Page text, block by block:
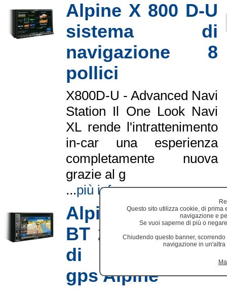
Questo sito utilizza cookie, di prima
navigazione e
Se vuoi saperne di più o
Chiudendo questo banner,
navigazione in
Alpine X 800 D-U
sistema di
navigazione 8
pollici
X800D-U - Advanced Navi
Station Il One Look Navi
XL rende l'intrattenimento
in-car una esperienza
completamente nuova
grazie al g
...più info
Alpine INE W 990
BT 2 din sistema
di navigazione
gps Alpine